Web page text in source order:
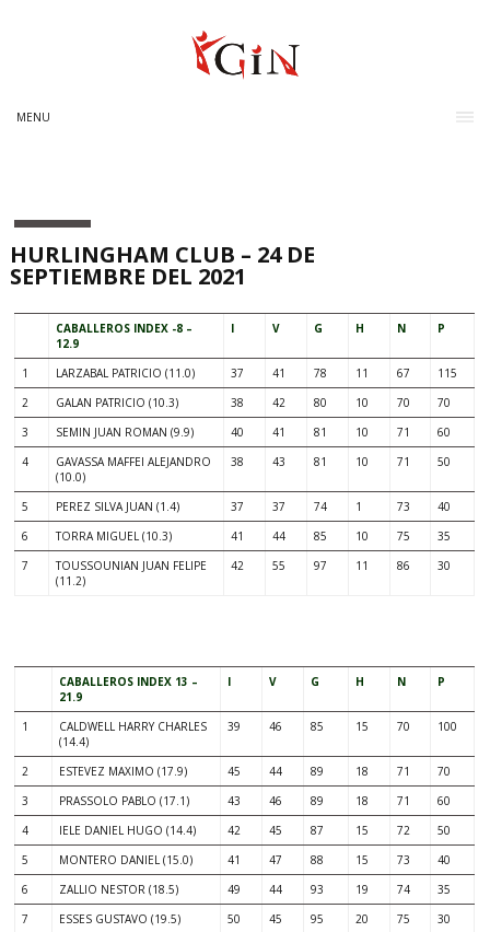
MENU
HURLINGHAM CLUB – 24 DE
SEPTIEMBRE DEL 2021
CABALLEROS INDEX -8 –
12.9
I V G H N P
1 LARZABAL PATRICIO (11.0) 37 41 78 11 67
115
2
GALAN PATRICIO (10.3) 38 42 80 10 70
70
3
SEMIN JUAN ROMAN (9.9) 40 41 81 10 71
60
4
GAVASSA MAFFEI ALEJANDRO
(10.0)
38 43 81 10 71 50
5 PEREZ SILVA JUAN (1.4) 37 37 74 1 73
40
6
TORRA MIGUEL (10.3) 41 44 85 10 75
35
7
TOUSSOUNIAN JUAN FELIPE
(11.2)
42 55 97 11 86 30
CABALLEROS INDEX 13 –
21.9
I V G H N P
1
CALDWELL HARRY CHARLES
(14.4)
39 46 85 15 70 100
2 ESTEVEZ MAXIMO (17.9) 45 44 89 18 71
70
3
PRASSOLO PABLO (17.1) 43 46 89 18 71
60
4
IELE DANIEL HUGO (14.4) 42 45 87 15 72
50
5
MONTERO DANIEL (15.0) 41 47 88 15 73
40
6
ZALLIO NESTOR (18.5) 49 44 93 19 74
35
7
ESSES GUSTAVO (19.5) 50 45 95 20 75
30